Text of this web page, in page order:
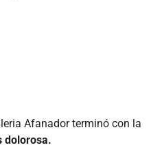
Afanador terminó con la
dolorosa.